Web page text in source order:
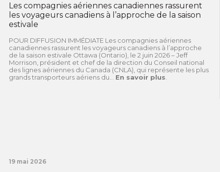
Les compagnies aériennes canadiennes rassurent
les voyageurs canadiens à l’approche de la saison
estivale
POUR DIFFUSION IMMÉDIATE Les compagnies aériennes
canadiennes rassurent les voyageurs canadiens à l’approche
de la saison estivale Ottawa (Ontario), le 2 juin 2026 – Jeff
Morrison, président et chef de la direction du Conseil national
des lignes aériennes du Canada (CNLA), qui représente les plus
grands transporteurs aériens du... En savoir plus
19 mai 2026